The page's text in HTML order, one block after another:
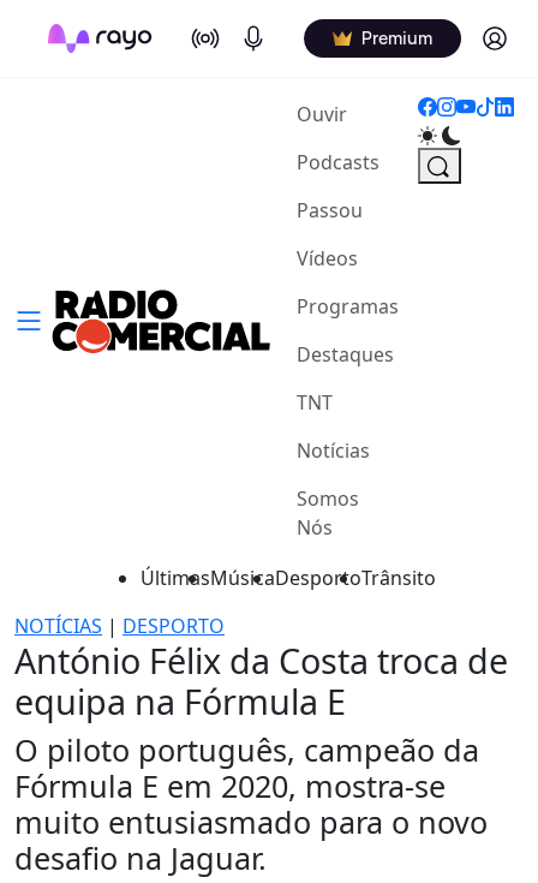
On Air Podcasts Premium Log in
Ouvir(current)
Podcasts
Passou
Vídeos
Programas
Destaques
TNT
Notícias
Somos
Nós
ÚltimasMúsicaDesportoTrânsito
NOTÍCIAS | DESPORTO
António Félix da Costa troca de
equipa na Fórmula E
O piloto português, campeão da
Fórmula E em 2020, mostra-se
muito entusiasmado para o novo
desafio na Jaguar.